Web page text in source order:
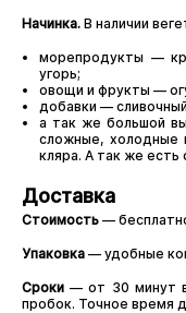
Начинка. В наличии
морепродукты —
угорь;
овощи и фрукты —
добавки —
а так же большой
сложные, холодные
кляра. А так же есть
Доставка
Стоимость —
Упаковка — удобные
Сроки — от 30 минут в
пробок. Точное время